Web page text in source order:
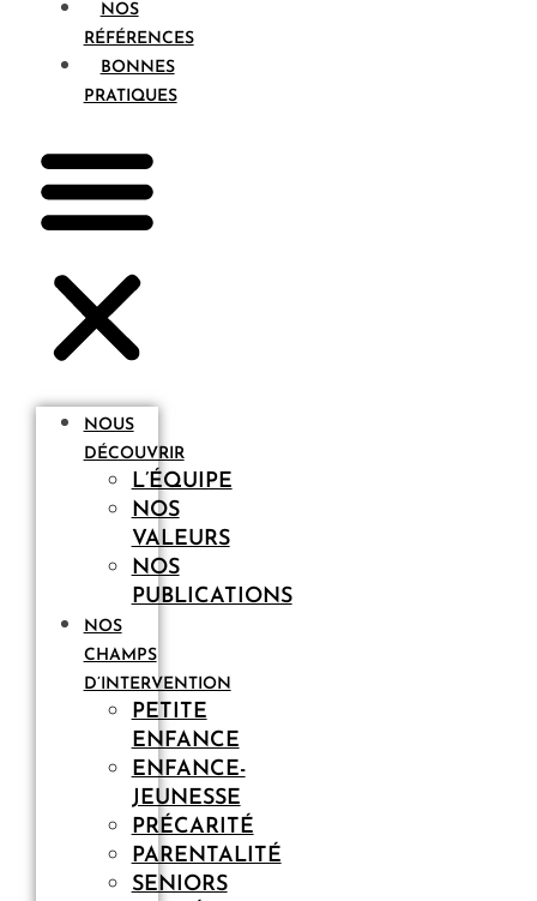
NOS
RÉFÉRENCES
BONNES
PRATIQUES
NOUS
DÉCOUVRIR
L’ÉQUIPE
NOS
VALEURS
NOS
PUBLICATIONS
NOS
CHAMPS
D’INTERVENTION
PETITE
ENFANCE
ENFANCE-
JEUNESSE
PRÉCARITÉ
PARENTALITÉ
SENIORS